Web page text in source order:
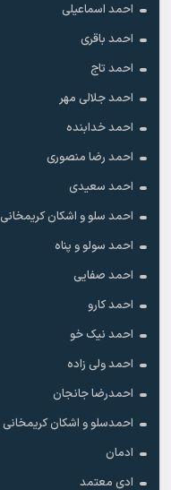
احمد اسماعیلی
احمد باقری
احمد تاج
احمد جلالی مهر
احمد خدابنده
احمد رضا منصوری
احمد سعیدی
احمد سلو و اشکان کریمخانی
احمد سولو و پناه
احمد صفایی
احمد کارو
احمد نیک خو
احمد ولی زاده
احمدرضا جانجان
احمدسلو و اشکان کریمخانی
ادمان
ادی معتمد